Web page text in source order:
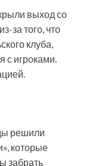
выход со
за того, что
клуба,
с игроками.
решили
которые
забрать